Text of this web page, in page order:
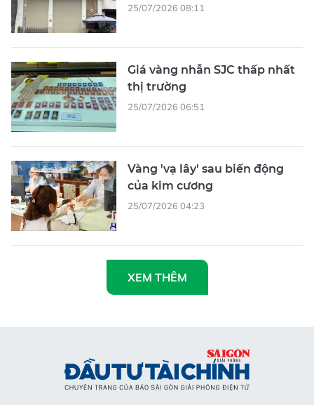
25/07/2026 08:11
Giá vàng nhẫn SJC thấp nhất
thị trường
25/07/2026 06:51
Vàng 'vạ lây' sau biến động
của kim cương
25/07/2026 04:23
XEM THÊM